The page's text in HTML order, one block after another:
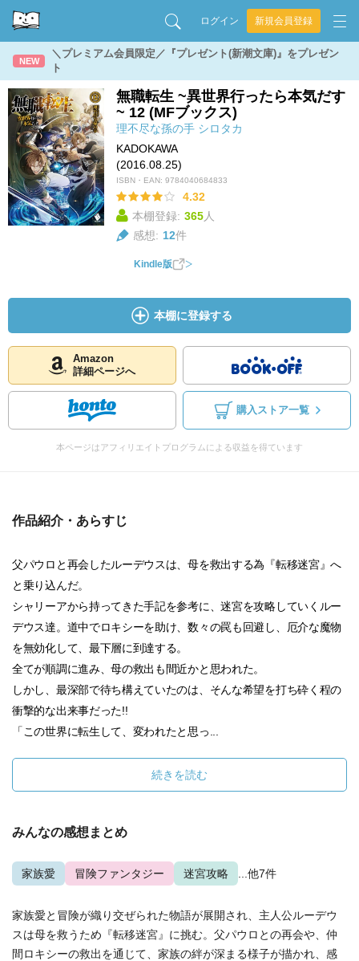
ログイン 新規会員登録
NEW
＼プレミアム会員限定／『プレゼント(新潮文庫)』をプレゼン
ト
無職転生 ~異世界行ったら本気だす
~ 12 (MFブックス)
理不尽な孫の手 シロタカ
KADOKAWA
(2016.08.25)
ISBN・EAN: 9784040684833
4.32
本棚登録: 365人
感想: 12件
Kindle版
本棚に登録する
Amazon
詳細ページへ
購入ストア一覧
本ページはアフィリエイトプログラムによる収益を得ています
作品紹介・あらすじ
父パウロと再会したルーデウスは、母を救出する為『転移迷宮』へ
と乗り込んだ。
シャリーアから持ってきた手記を参考に、迷宮を攻略していくルー
デウス達。道中でロキシーを助け、数々の罠も回避し、厄介な魔物
を無効化して、最下層に到達する。
全てが順調に進み、母の救出も間近かと思われた。
しかし、最深部で待ち構えていたのは、そんな希望を打ち砕く程の
衝撃的な出来事だった!!
「この世界に転生して、変われたと思っ...
続きを読む
みんなの感想まとめ
家族愛 冒険ファンタジー 迷宮攻略 ...他7件
家族愛と冒険が織り交ぜられた物語が展開され、主人公ルーデウ
スは母を救うため『転移迷宮』に挑む。父パウロとの再会や、仲
間ロキシーの救出を通じて、家族の絆が深まる様子が描かれ、感